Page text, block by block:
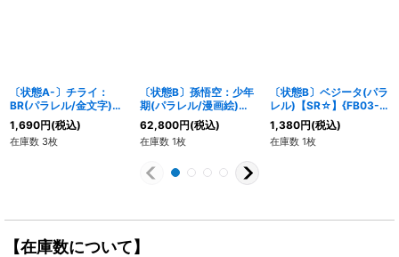
〔状態A-〕チライ：
BR(パラレル/金文字)
【C☆】{FS04-
09[FB03]}
1,690円(税込)
在庫数 3枚
〔状態B〕孫悟空：少年
期(パラレル/漫画絵)
【R☆】{SB01-053}
62,800円(税込)
在庫数 1枚
〔状態B〕ベジータ(パラ
レル)【SR☆】{FB03-
089}
1,380円(税込)
在庫数 1枚
【在庫数について】